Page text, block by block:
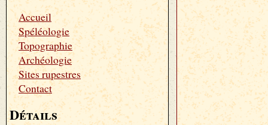
Accueil
Spéléologie
Topographie
Archéologie
Sites rupestres
Contact
Détails